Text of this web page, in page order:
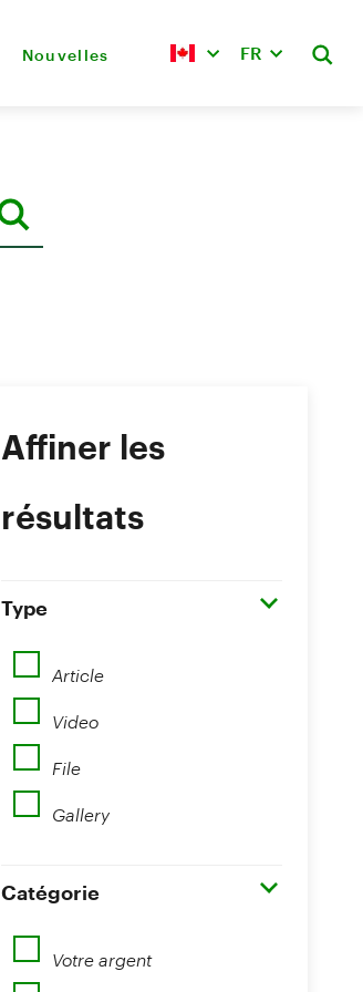
Nouvelles FR
Affiner les
résultats
Type
Article
Video
File
Gallery
Catégorie
Votre argent